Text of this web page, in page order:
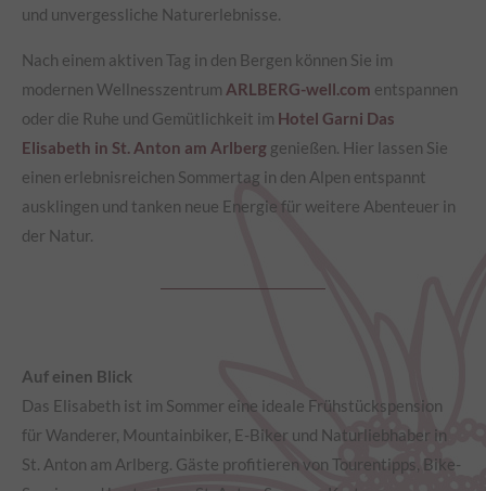
und unvergessliche Naturerlebnisse.
Nach einem aktiven Tag in den Bergen können Sie im
modernen Wellnesszentrum ARLBERG-well.com entspannen
oder die Ruhe und Gemütlichkeit im Hotel Garni Das
Elisabeth in St. Anton am Arlberg genießen. Hier lassen Sie
einen erlebnisreichen Sommertag in den Alpen entspannt
ausklingen und tanken neue Energie für weitere Abenteuer in
der Natur.
Auf einen Blick
Das Elisabeth ist im Sommer eine ideale Frühstückspension
für Wanderer, Mountainbiker, E-Biker und Naturliebhaber in
St. Anton am Arlberg. Gäste profitieren von Tourentipps, Bike-